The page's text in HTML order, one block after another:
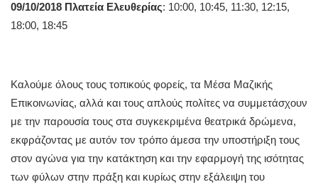
09/10/2018 Πλατεία Ελευθερίας: 10:00, 10:45, 11:30, 12:15,
18:00, 18:45
Καλούμε όλους τους τοπικούς φορείς, τα Μέσα Μαζικής
Επικοινωνίας, αλλά και τους απλούς πολίτες να συμμετάσχουν
με την παρουσία τους στα συγκεκριμένα θεατρικά δρώμενα,
εκφράζοντας με αυτόν τον τρόπο άμεσα την υποστήριξη τους
στον αγώνα για την κατάκτηση και την εφαρμογή της ισότητας
των φύλων στην πράξη και κυρίως στην εξάλειψη του